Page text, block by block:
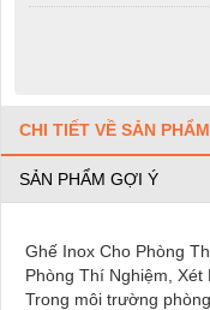
CHI TIẾT VỀ SẢN PHẨM
SẢN PHẨM GỢI Ý
Ghế Inox Cho Phòng
Phòng Thí Nghiệm, Xét
Trong môi trường